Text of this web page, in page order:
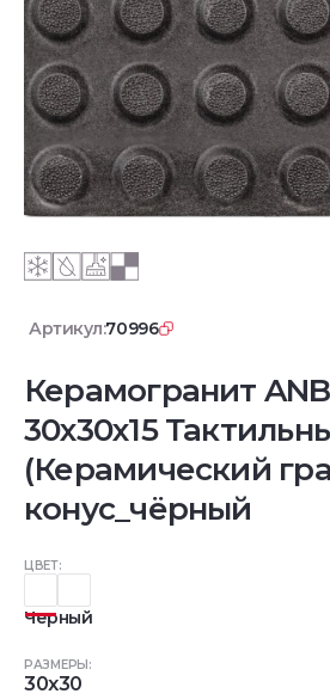
Артикул:70996
Керамогранит
30x30x15
(Керамический
конус_чёрный
ЦВЕТ:
Черный
РАЗМЕРЫ:
30x30